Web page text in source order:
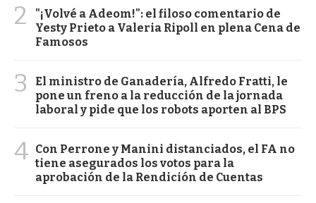
2
"¡Volvé a Adeom!": el filoso comentario de
Yesty Prieto a Valeria Ripoll en plena Cena de
Famosos
3
El ministro de Ganadería, Alfredo Fratti, le
pone un freno a la reducción de la jornada
laboral y pide que los robots aporten al BPS
4 Con Perrone y Manini distanciados, el FA no
tiene asegurados los votos para la
aprobación de la Rendición de Cuentas